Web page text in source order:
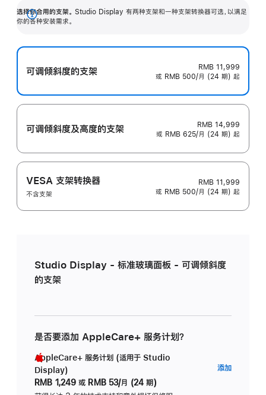
选择你合用的支架。 Studio Display 有两种支架和一种支架转换器可选，以满足
你的各种安装需求。
展
可调倾斜度的支架
RMB 11,999
或 RMB 500/月 (24 期) 起
可调倾斜度及高‍度的支‍架
RMB 14,999
或 RMB 625/月 (24 期) 起
VESA 支架转换器
不含支架
RMB 11,999
或 RMB 500/月 (24 期) 起
Studio Display - 标准玻璃面板 - 可调倾斜度
的支架
是否要添加 AppleCare+ 服务计划？
AppleCare+ 服务计划 (适用于 Studio
Display)
RMB 1,249 或 RMB 53/月 (24 期)
添加